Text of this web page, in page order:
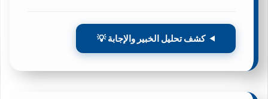
كشف تحليل الخبير والإجابة 💡